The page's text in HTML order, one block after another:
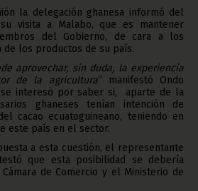
la delegación ghanesa informó del
visita a Malabo, que es mantener
del Gobierno, de cara a los
los productos de su país.
aprovechar, sin duda, la experiencia
de la agricultura” manifestó Ondo
se interesó por saber si, aparte de la
ghaneses tenían intención de
cacao ecuatoguineano, teniendo en
este país en el sector.
a esta cuestión, el representante
que esta posibilidad se debería
de Comercio y el Ministerio de